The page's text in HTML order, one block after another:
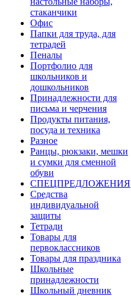
стаканчики
Офис
Папки для труда, для
тетрадей
Пеналы
Портфолио для
школьников и
дошкольников
Принадлежности для
письма и черчения
Продукты питания,
посуда и техника
Разное
Ранцы, рюкзаки, мешки
и сумки для сменной
обуви
СПЕЦПРЕДЛОЖЕНИЯ
Средства
индивидуальной
защиты
Тетради
Товары для
первоклассников
Товары для праздника
Школьные
принадлежности
Школьный дневник